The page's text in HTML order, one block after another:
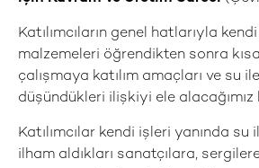
Katılımcıların genel hatlarıyla
malzemeleri öğrendikten sonra
çalışmaya katılım amaçları ve su
düşündükleri ilişkiyi ele
Katılımcılar kendi işleri yanında
ilham aldıkları sanatçılara,